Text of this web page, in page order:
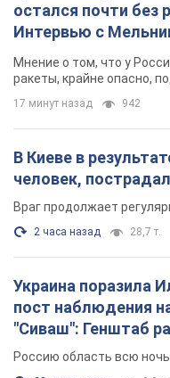
остался почти без
Интервью с
Мнение о том, что у
ракеты, крайне опасно,
17 минут назад 942
В Киеве в
человек,
Враг продолжает
2 часа назад 28,7 т.
Украина поразила
пост наблюдения
"Сиваш": Генштаб
видео
Россию область всю